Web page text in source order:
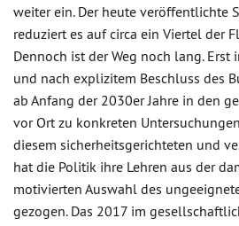
weiter ein. Der heute veröffentlichte
reduziert es auf circa ein Viertel der
Dennoch ist der Weg noch lang. Erst
und nach explizitem Beschluss des
ab Anfang der 2030er Jahre in den
vor Ort zu konkreten
diesem sicherheitsgerichteten und
hat die Politik ihre Lehren aus der
motivierten Auswahl des
gezogen. Das 2017 im